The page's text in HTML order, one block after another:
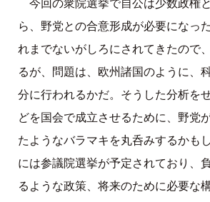
今回の衆院選挙で自公は少数政権
ら、野党との合意形成が必要になっ
れまでないがしろにされてきたので
るが、問題は、欧州諸国のように、
分に行われるかだ。そうした分析を
どを国会で成立させるために、野党
たようなバラマキを丸呑みするかも
には参議院選挙が予定されており、
るような政策、将来のために必要な